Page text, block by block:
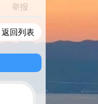
举报
返回列表